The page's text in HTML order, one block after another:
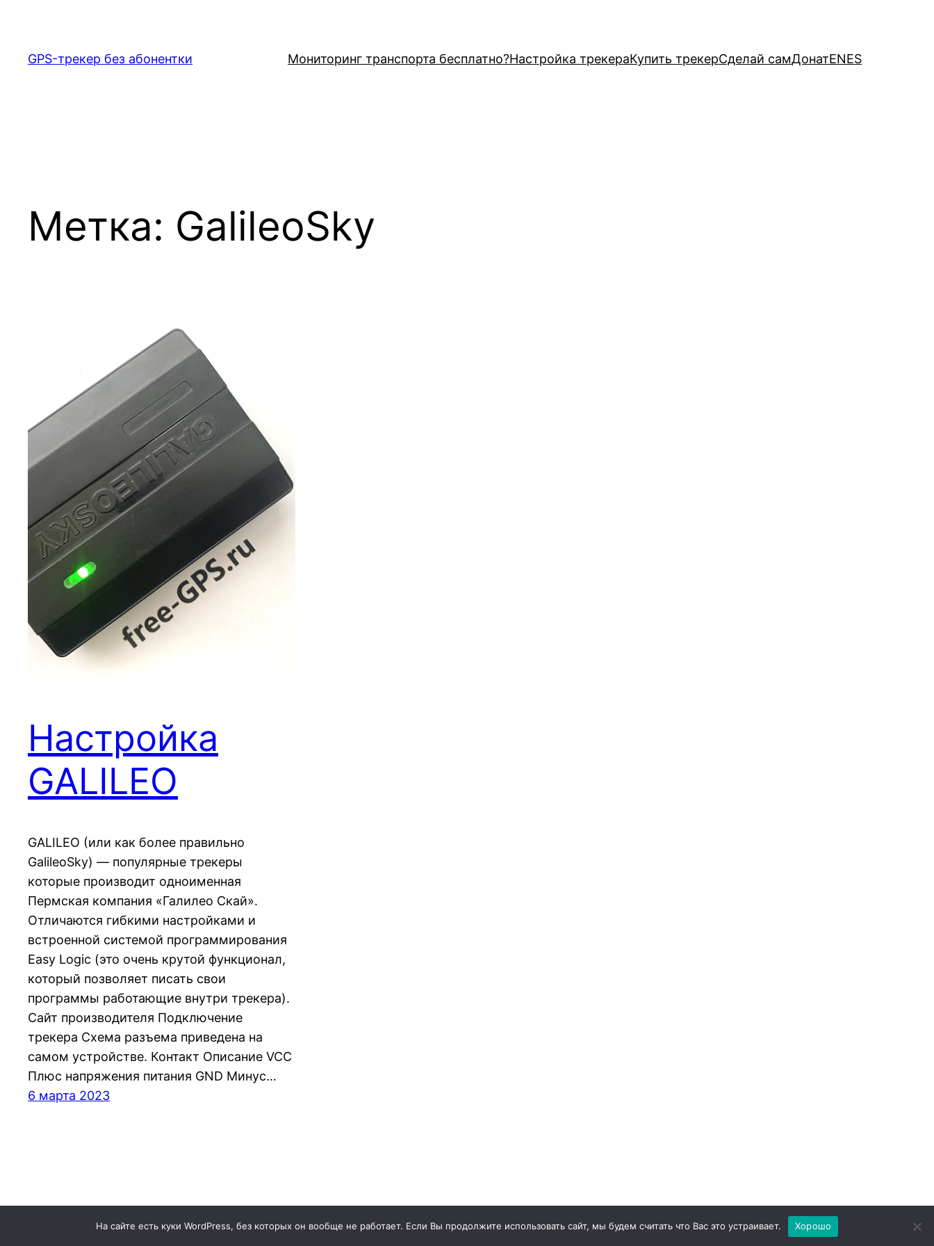
содержимому
GPS-трекер без абонентки Мониторинг транспорта бесплатно?Настройка трекераКупить трекерСделай самДонатENES
Метка: GalileoSky
Настройка
GALILEO
GALILEO (или как более правильно
GalileoSky) — популярные трекеры
которые производит одноименная
Пермская компания «Галилео Скай».
Отличаются гибкими настройками и
встроенной системой программирования
Easy Logic (это очень крутой функционал,
который позволяет писать свои
программы работающие внутри трекера).
Сайт производителя Подключение
трекера Схема разъема приведена на
самом устройстве. Контакт Описание VCC
Плюс напряжения питания GND Минус…
6 марта 2023
На сайте есть куки WordPress, без которых он вообще не работает. Если Вы продолжите использовать сайт, мы будем считать что Вас это устраивает. Хорошо